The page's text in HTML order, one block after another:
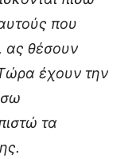
που
ας θέσουν
έχουν την
τα